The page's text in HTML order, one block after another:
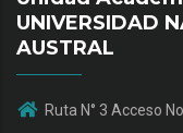
UNIVERSIDAD
AUSTRAL
Ruta N° 3 Acceso